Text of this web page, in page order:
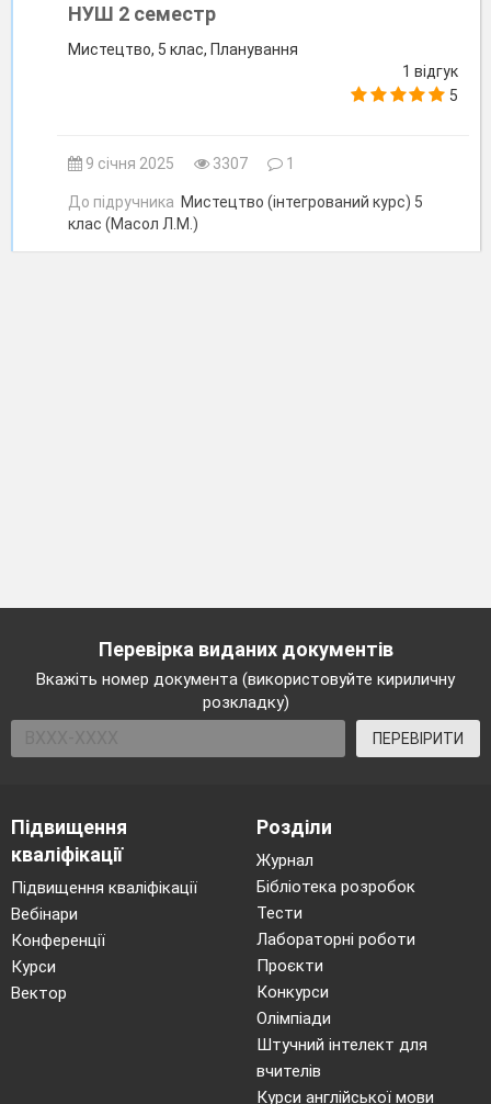
НУШ 2 семестр
Мистецтво, 5 клас, Планування
1 відгук
5
9 січня 2025 3307 1
До підручника Мистецтво (інтегрований курс) 5
клас (Масол Л.М.)
Перевірка виданих документів
Вкажіть номер документа (використовуйте кириличну
розкладку)
ПЕРЕВІРИТИ
Підвищення
кваліфікації
Підвищення кваліфікації
Вебінари
Конференції
Курси
Вектор
Розділи
Журнал
Бібліотека розробок
Тести
Лабораторні роботи
Проєкти
Конкурси
Олімпіади
Штучний інтелект для
вчителів
Курси англійської мови